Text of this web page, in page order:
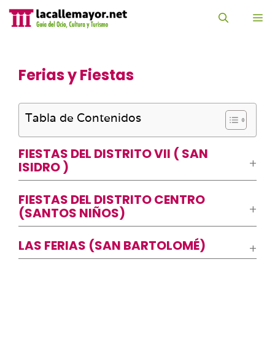
contenido
Ferias y Fiestas
Tabla de Contenidos
FIESTAS DEL DISTRITO VII ( SAN
ISIDRO )
FIESTAS DEL DISTRITO CENTRO
(SANTOS NIÑOS)
LAS FERIAS (SAN BARTOLOMÉ)